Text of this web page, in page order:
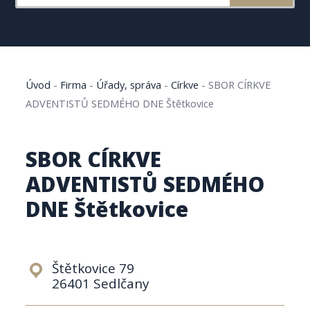
Úvod - Firma - Úřady, správa -Církve - SBOR CÍRKVE
ADVENTISTŮ SEDMÉHO DNE Štětkovice
SBOR CÍRKVE
ADVENTISTŮ SEDMÉHO
DNE Štětkovice
Štětkovice 79
26401 Sedlčany